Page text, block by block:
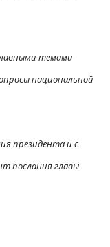
темами
национальной
президента и с
послания главы